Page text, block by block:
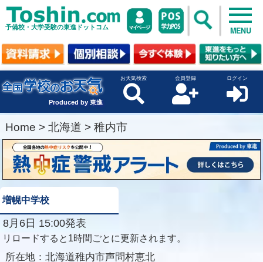
予備校・大学受験の東進ドットコム MENU
Produced by 東進
お天気検索 会員登録 ログイン
Home > 北海道 > 稚内市
増幌中学校
8月6日 15:00発表
リロードすると1時間ごとに更新されます。
所在地： 北海道稚内市声問村恵北